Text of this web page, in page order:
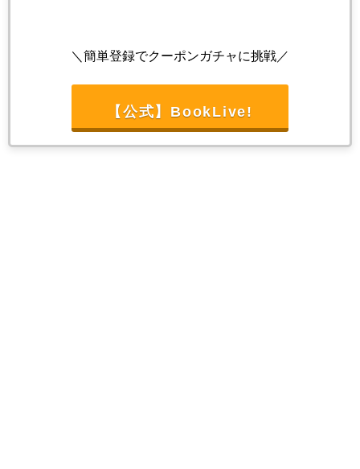
＼簡単登録でクーポンガチャに挑戦／
【公式】BookLive!